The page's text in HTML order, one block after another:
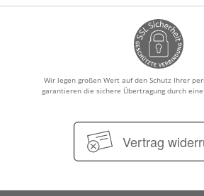
Wir legen großen Wert auf den Schutz Ihrer
garantieren die sichere Übertragung durch eine
Vertrag